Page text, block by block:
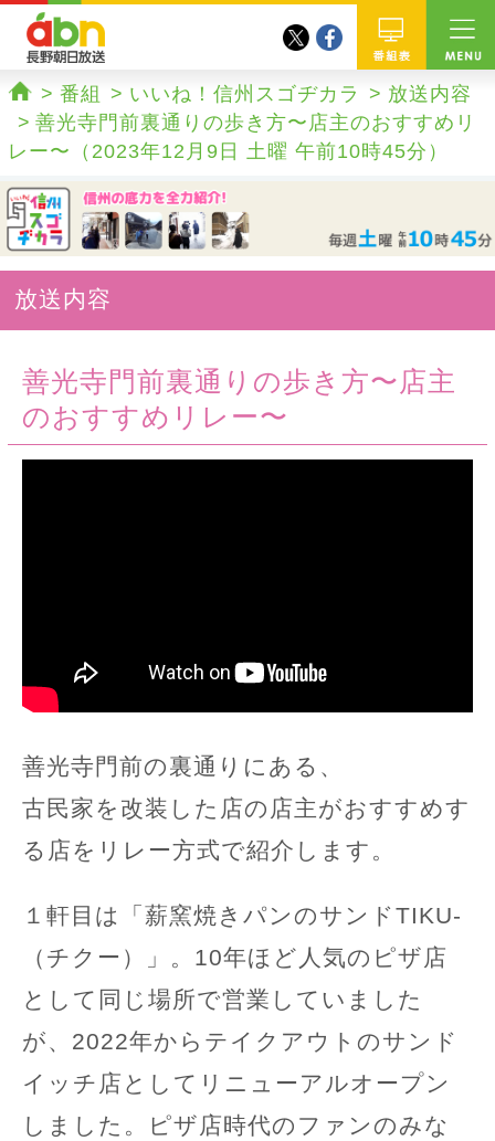
番組
twitterfacebook
ホーム
番組 いいね！信州スゴヂカラ
放送内容
善光寺門前裏通りの歩き方〜店主のおすすめリ
レー〜（2023年12月9日 土曜 午前10時45分）
放送内容
善光寺門前裏通りの歩き方〜店主
のおすすめリレー〜
善光寺門前の裏通りにある、
古民家を改装した店の店主がおすすめす
る店をリレー方式で紹介します。
１軒目は「薪窯焼きパンのサンドTIKU-
（チクー）」。10年ほど人気のピザ店
として同じ場所で営業していました
が、2022年からテイクアウトのサンド
イッチ店としてリニューアルオープン
しました。ピザ店時代のファンのみな